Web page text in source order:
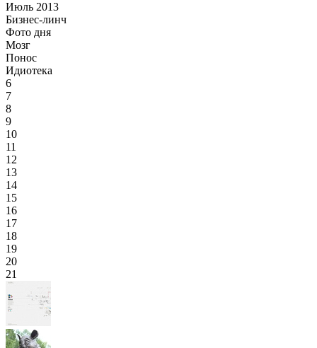
Июль 2013
Бизнес-линч
Фото дня
Мозг
Понос
Идиотека
6
7
8
9
10
11
12
13
14
15
16
17
18
19
20
21